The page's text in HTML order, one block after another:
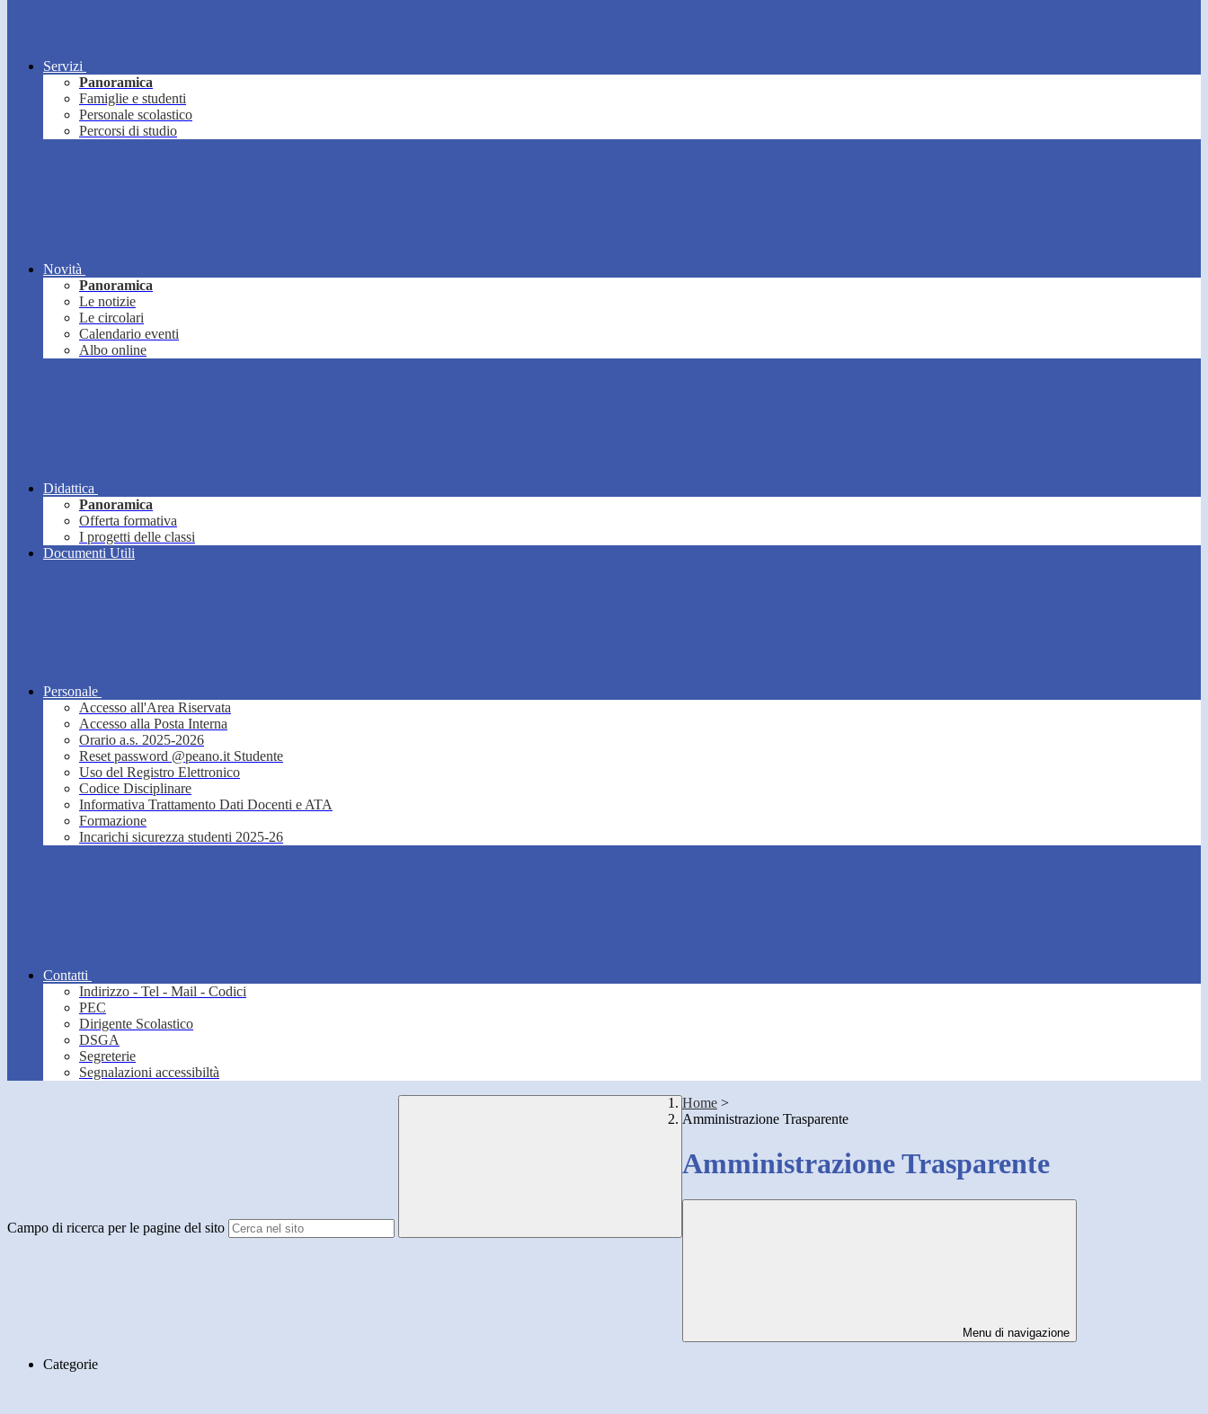
Servizi
Panoramica
Famiglie e studenti
Personale scolastico
Percorsi di studio
Novità
Panoramica
Le notizie
Le circolari
Calendario eventi
Albo online
Didattica
Panoramica
Offerta formativa
I progetti delle classi
Documenti Utili
Personale
Accesso all'Area Riservata
Accesso alla Posta Interna
Orario a.s. 2025-2026
Reset password @peano.it Studente
Uso del Registro Elettronico
Codice Disciplinare
Informativa Trattamento Dati Docenti e ATA
Formazione
Incarichi sicurezza studenti 2025-26
Contatti
Indirizzo - Tel - Mail - Codici
PEC
Dirigente Scolastico
DSGA
Segreterie
Segnalazioni accessibiltà
Campo di ricerca per le pagine del sito
Home >
Amministrazione Trasparente
Amministrazione Trasparente
Menu di navigazione
Categorie